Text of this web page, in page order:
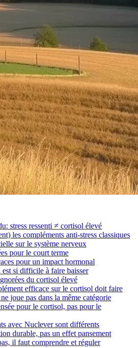
stress ressenti ≠ cortisol élevé
les compléments anti-stress classiques
sur le système nerveux
pour le court terme
pour un impact hormonal
si difficile à faire baisser
du cortisol élevé
efficace sur le cortisol doit faire
joue pas dans la même catégorie
pour le cortisol, pas pour le
avec Nuclever sont différents
durable, pas un effet pansement
il faut comprendre et réguler